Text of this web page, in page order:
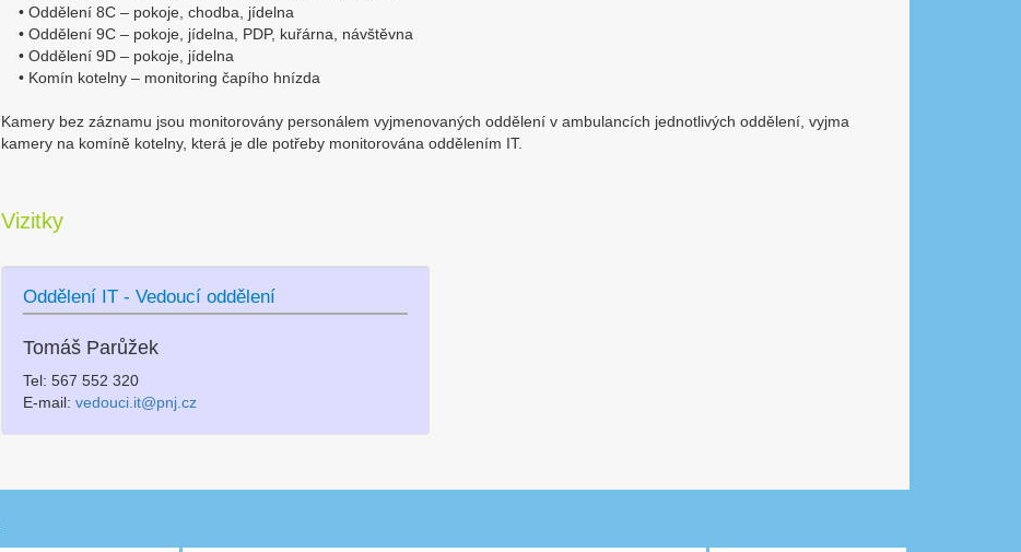
• Oddělení 8C – pokoje, chodba, jídelna
• Oddělení 9C – pokoje, jídelna, PDP, kuřárna, návštěvna
• Oddělení 9D – pokoje, jídelna
• Komín kotelny – monitoring čapího hnízda
Kamery bez záznamu jsou monitorovány personálem vyjmenovaných oddělení v ambulancích jednotlivých oddělení, vyjma
kamery na komíně kotelny, která je dle potřeby monitorována oddělením IT.
Vizitky
Oddělení IT - Vedoucí oddělení
Tomáš Parůžek
Tel: 567 552 320
E-mail:vedouci.it@pnj.cz